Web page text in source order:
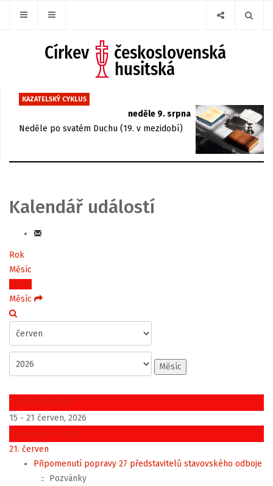
KAZATELSKÝ CYKLUS
neděle 9. srpna
Neděle po svatém Duchu (19. v mezidobí)
Kalendář událostí
Rok
Měsíc
Týden
Měsíc
Měsíc
Předchozí týden
15 - 21 červen, 2026
Následující týden
21. červen
Připomenutí popravy 27 představitelů stavovského odboje
:: Pozvánky